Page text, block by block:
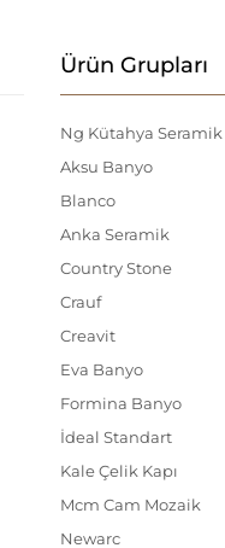
Ürün Grupları
Ng Kütahya Seramik
Aksu Banyo
Blanco
Anka Seramik
Country Stone
Crauf
Creavit
Eva Banyo
Formina Banyo
İdeal Standart
Kale Çelik Kapı
Mcm Cam Mozaik
Newarc